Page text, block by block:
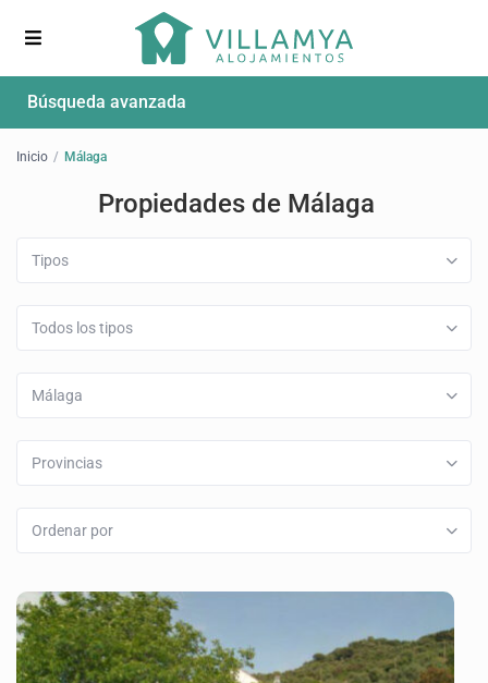
Búsqueda avanzada
Inicio Málaga
Propiedades de Málaga
Tipos
Todos los tipos
Málaga
Provincias
Ordenar por